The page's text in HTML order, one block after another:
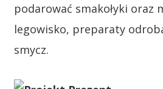
podarować smakołyki oraz
legowisko, preparaty
smycz.